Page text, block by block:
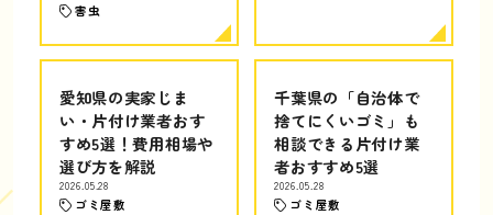
害虫
愛知県の実家じま
い・片付け業者おす
すめ5選！費用相場や
選び方を解説
2026.05.28
ゴミ屋敷
千葉県の「自治体で
捨てにくいゴミ」も
相談できる片付け業
者おすすめ5選
2026.05.28
ゴミ屋敷